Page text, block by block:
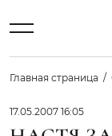
Главная страница
17.05.2007 16:05